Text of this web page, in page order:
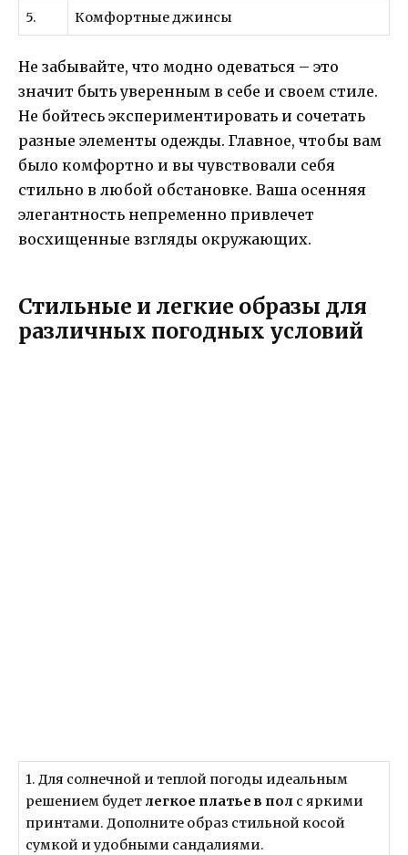
5. Комфортные джинсы
Не забывайте, что модно одеваться – это
значит быть уверенным в себе и своем стиле.
Не бойтесь экспериментировать и сочетать
разные элементы одежды. Главное, чтобы вам
было комфортно и вы чувствовали себя
стильно в любой обстановке. Ваша осенняя
элегантность непременно привлечет
восхищенные взгляды окружающих.
Стильные и легкие образы для
различных погодных условий
1. Для солнечной и теплой погоды идеальным
решением будет легкое платье в пол с яркими
принтами. Дополните образ стильной косой
сумкой и удобными сандалиями.